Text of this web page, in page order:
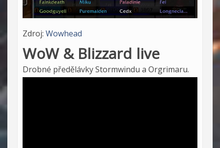
Zdroj: Wowhead
WoW & Blizzard live
Drobné předělávky Stormwindu a Orgrimaru.